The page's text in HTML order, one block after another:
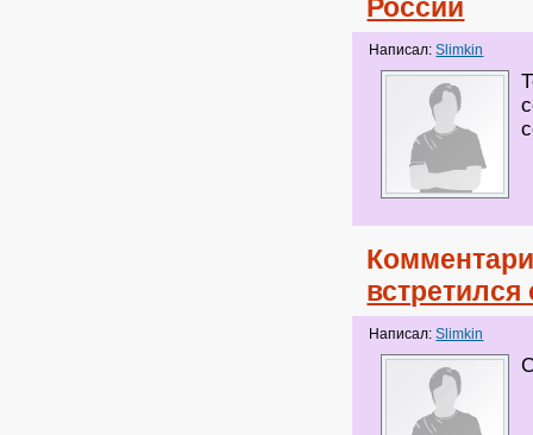
России
Написал:Slimkin
Написал:Slimkin